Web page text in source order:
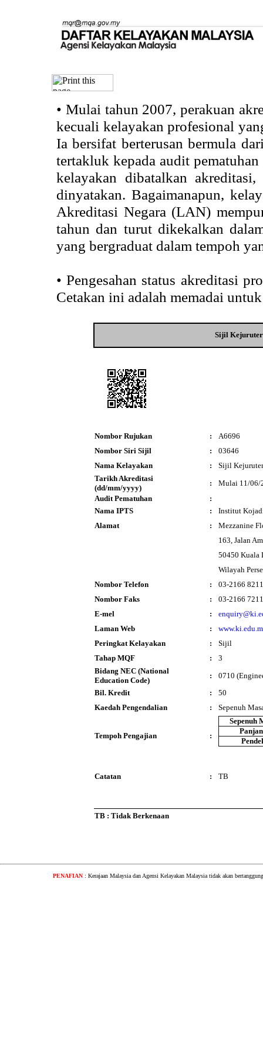
• Mulai tahun 2007, perakuan
kecuali kelayakan profesional
Ia bersifat berterusan bermula
tertakluk kepada audit
kelayakan dibatalkan
dinyatakan. Bagaimanapun,
Akreditasi Negara (LAN)
tahun dan turut dikekalkan
yang bergraduat dalam tempoh
• Pengesahan status akreditasi
Cetakan ini adalah memadai
Sijil
Nombor Rujukan :
A6696
Nombor Siri Sijil
:
03646
Nama Kelayakan
:
Sijil
Tarikh Akreditasi
(dd/mm/yyyy)
:
Mulai 11/06/
Audit Pematuhan
:
Nama IPTS
:
Institut
Alamat
:
Mezzanine
163, Jalan
50450 Kuala
Wilayah
Nombor Telefon
:
03-2166 8211
Nombor Faks
:
03-2166 7211
E-mel
:
Laman Web
:
Peringkat Kelayakan
:
Sijil
Tahap MQF
:
3
Bidang NEC (National
Education Code)
:
0710
Bil. Kredit
:
50
Kaedah Pengendalian
: Sepenuh
Tempoh Pengajian :
Sepenuh
Catatan : TB
TB : Tidak Berkenaan
PENAFIAN : Kerajaan Malaysia dan Agensi Kelayakan Malaysia tidak akan